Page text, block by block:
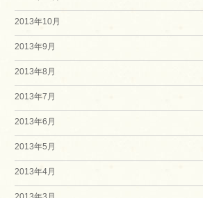
2013年10月
2013年9月
2013年8月
2013年7月
2013年6月
2013年5月
2013年4月